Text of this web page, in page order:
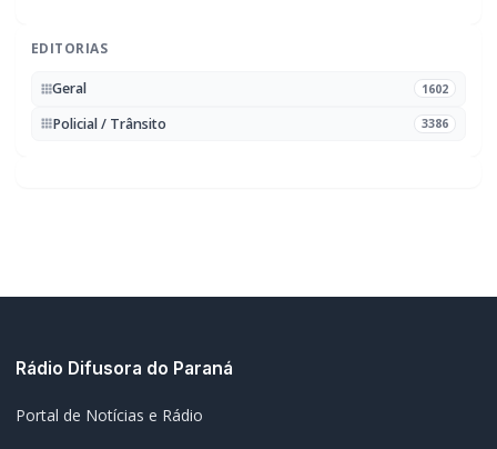
EDITORIAS
Geral 1602
Policial / Trânsito 3386
Rádio Difusora do Paraná
Portal de Notícias e Rádio